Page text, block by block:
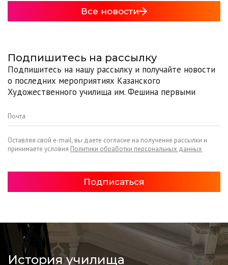
Все новости
Подпишитесь на рассылку
Подпишитесь на нашу рассылку и получайте новости
о последних мероприятиях Казанского
Художественного училища им. Фешина первыми
Оставляя свой e-mail, вы даете согласие на получение рассылки и
принимаете условия Политики обработки персональных данных
История училища